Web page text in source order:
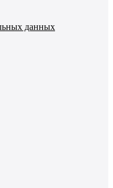
данных